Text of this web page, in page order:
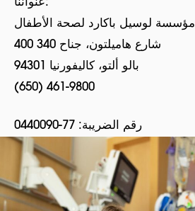
عنواننا:
مؤسسة لوسيل باكارد لصحة الأطفال
400 شارع هاميلتون، جناح 340
بالو ألتو، كاليفورنيا 94301
(650) 461-9800
رقم الضريبة: 77-0440090